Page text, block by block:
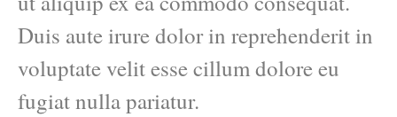
Duis aute irure dolor in reprehenderit in
voluptate velit esse cillum dolore eu
fugiat nulla pariatur.